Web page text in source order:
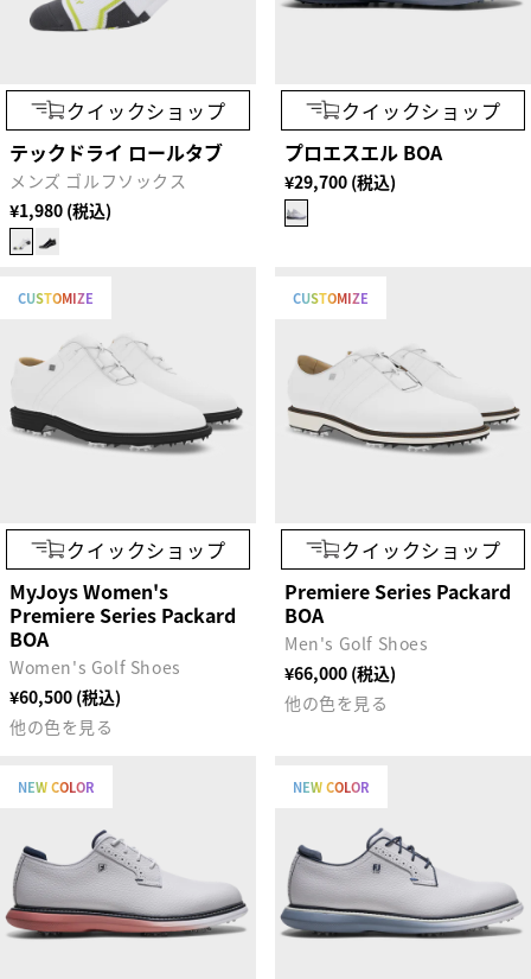
クイックショップ
テックドライ ロールタブ
メンズ ゴルフソックス
¥1,980 (税込)
クイックショップ
プロエスエル BOA
¥29,700 (税込)
CUSTOMIZE
クイックショップ
MyJoys Women's
Premiere Series Packard
BOA
Women's Golf Shoes
¥60,500 (税込)
他の色を見る
CUSTOMIZE
クイックショップ
Premiere Series Packard
BOA
Men's Golf Shoes
¥66,000 (税込)
他の色を見る
NEW COLOR NEW COLOR